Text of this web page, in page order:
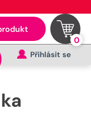
0
Přihlásit se